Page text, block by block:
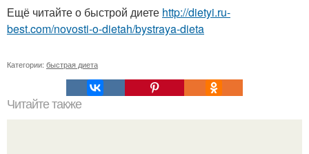
Ещё читайте о быстрой диете http://dietyi.ru-
best.com/novosti-o-dietah/bystraya-dieta
Категории: быстрая диета
Читайте также